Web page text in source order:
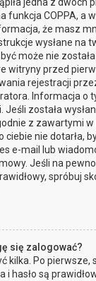
funkcja COPPA, a
że masz
wysłane na
może nie
witryny przed
rejestracji
Informacja o
Jeśli została
z zawartymi
ciebie nie dotarła,
e-mail lub
Jeśli na
spróbuj
się zalogować?
kilka. Po pierwsze,
hasło są